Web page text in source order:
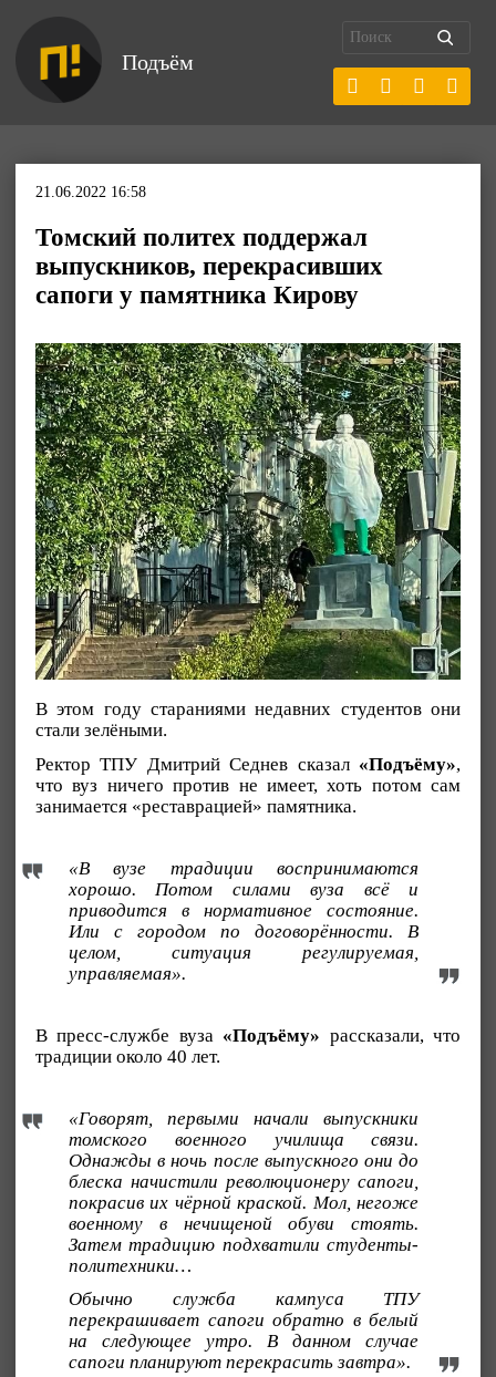
Подъём
21.06.2022 16:58
Томский политех поддержал
выпускников, перекрасивших
сапоги у памятника Кирову
В этом году стараниями недавних студентов они
стали зелёными.
Ректор ТПУ Дмитрий Седнев сказал «Подъёму»,
что вуз ничего против не имеет, хоть потом сам
занимается «реставрацией» памятника.
«В вузе традиции воспринимаются
хорошо. Потом силами вуза всё и
приводится в нормативное состояние.
Или с городом по договорённости. В
целом, ситуация регулируемая,
управляемая».
В пресс-службе вуза «Подъёму» рассказали, что
традиции около 40 лет.
«Говорят, первыми начали выпускники
томского военного училища связи.
Однажды в ночь после выпускного они до
блеска начистили революционеру сапоги,
покрасив их чёрной краской. Мол, негоже
военному в нечищеной обуви стоять.
Затем традицию подхватили студенты-
политехники…
Обычно служба кампуса ТПУ
перекрашивает сапоги обратно в белый
на следующее утро. В данном случае
сапоги планируют перекрасить завтра».